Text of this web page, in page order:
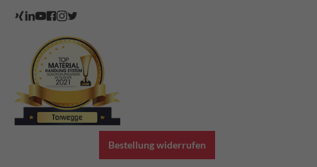
Bestellung widerrufen